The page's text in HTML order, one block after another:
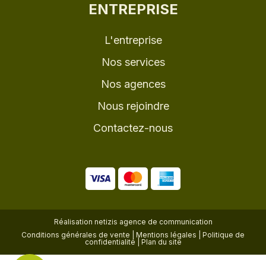
ENTREPRISE
L'entreprise
Nos services
Nos agences
Nous rejoindre
Contactez-nous
Réalisation netizis agence de communication
Conditions générales de vente
Mentions légales
Politique de
confidentialité
Plan du site